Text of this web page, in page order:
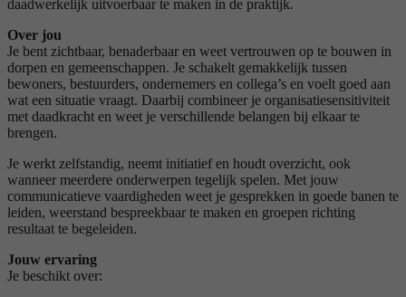
daadwerkelijk uitvoerbaar te maken in de praktijk.
Over jou
Je bent zichtbaar, benaderbaar en weet vertrouwen op te bouwen in
dorpen en gemeenschappen. Je schakelt gemakkelijk tussen
bewoners, bestuurders, ondernemers en collega’s en voelt goed aan
wat een situatie vraagt. Daarbij combineer je organisatiesensitiviteit
met daadkracht en weet je verschillende belangen bij elkaar te
brengen.
Je werkt zelfstandig, neemt initiatief en houdt overzicht, ook
wanneer meerdere onderwerpen tegelijk spelen. Met jouw
communicatieve vaardigheden weet je gesprekken in goede banen te
leiden, weerstand bespreekbaar te maken en groepen richting
resultaat te begeleiden.
Jouw ervaring
Je beschikt over: